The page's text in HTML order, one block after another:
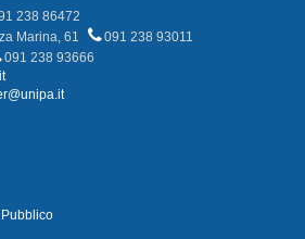
238 86472
Marina, 61
091 238 93011
091 238 93666